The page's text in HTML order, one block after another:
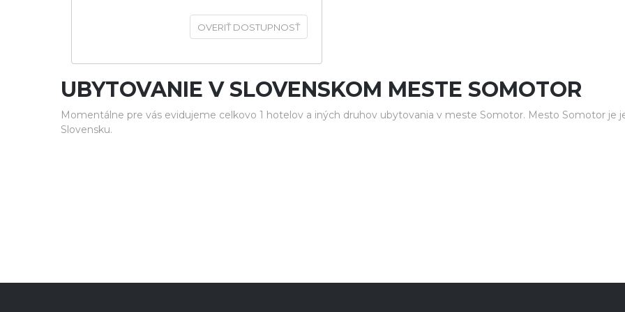
OVERIŤ DOSTUPNOSŤ
UBYTOVANIE V SLOVENSKOM MESTE SOMOTOR
Momentálne pre vás evidujeme celkovo 1 hotelov a iných druhov ubytovania v meste Somotor. Mesto Somotor je
Slovensku.